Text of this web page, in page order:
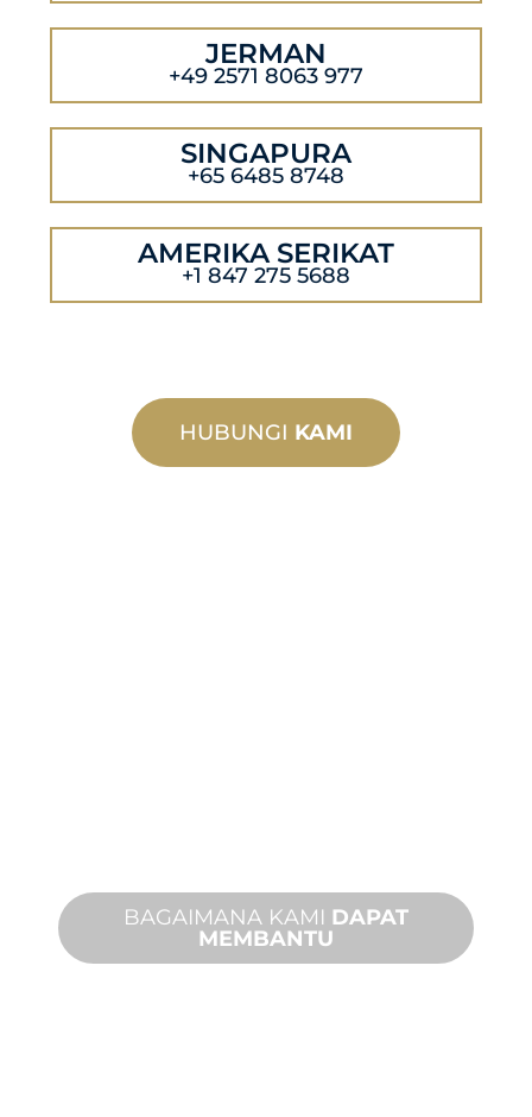
JERMAN
+49 2571 8063 977
SINGAPURA
+65 6485 8748
AMERIKA SERIKAT
+1 847 275 5688
HUBUNGI KAMI
BAGAIMANA KAMI DAPAT
MEMBANTU